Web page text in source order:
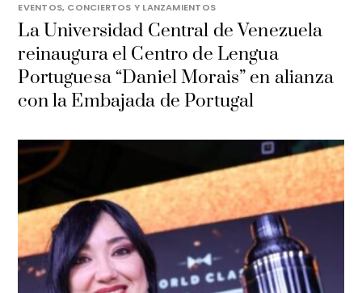
EVENTOS, CONCIERTOS Y LANZAMIENTOS
La Universidad Central de Venezuela
reinaugura el Centro de Lengua
Portuguesa “Daniel Morais” en alianza
con la Embajada de Portugal